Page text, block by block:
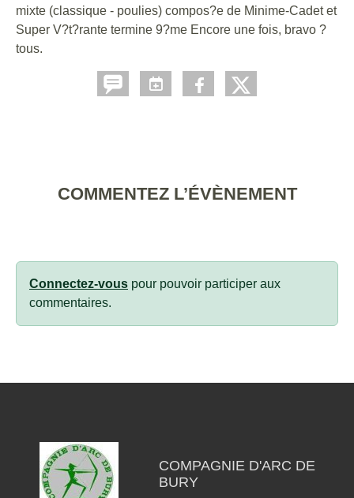
mixte (classique - poulies) compos?e de Minime-Cadet et
Super V?t?rante termine 9?me Encore une fois, bravo ?
tous.
COMMENTEZ L’ÉVÈNEMENT
Connectez-vous pour pouvoir participer aux
commentaires.
COMPAGNIE D'ARC DE
BURY